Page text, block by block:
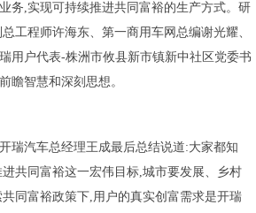
务,实现可持续推进共同富裕的生产方式。研
工程师许海东、第一商用车网总编谢光耀、
用户代表-株洲市攸县新市镇新中社区党委书
瞻智慧和深刻思想。
瑞汽车总经理王成最后总结说道:大家都知
共同富裕这一宏伟目标,城市要发展、乡村
同富裕政策下,用户的真实创富需求是开瑞